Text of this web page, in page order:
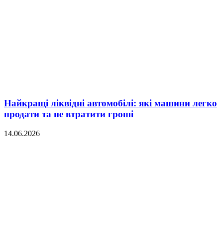
Найкращі ліквідні автомобілі: які машини легко
продати та не втратити гроші
14.06.2026